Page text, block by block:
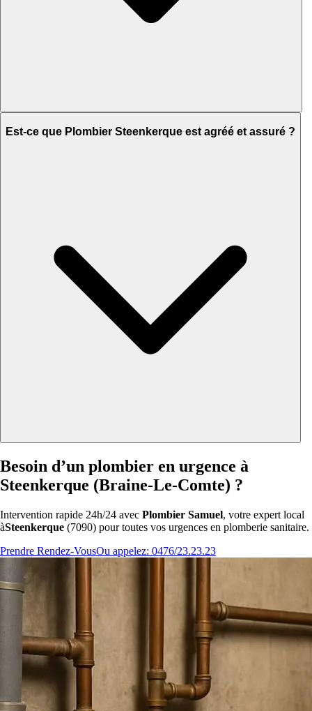
Est-ce que Plombier Steenkerque est agréé et assuré ?
Besoin d’un plombier en urgence à
Steenkerque (Braine-Le-Comte) ?
Intervention rapide 24h/24 avec Plombier Samuel, votre expert local
àSteenkerque (7090) pour toutes vos urgences en plomberie sanitaire.
Prendre Rendez-VousOu appelez: 0476/23.23.23